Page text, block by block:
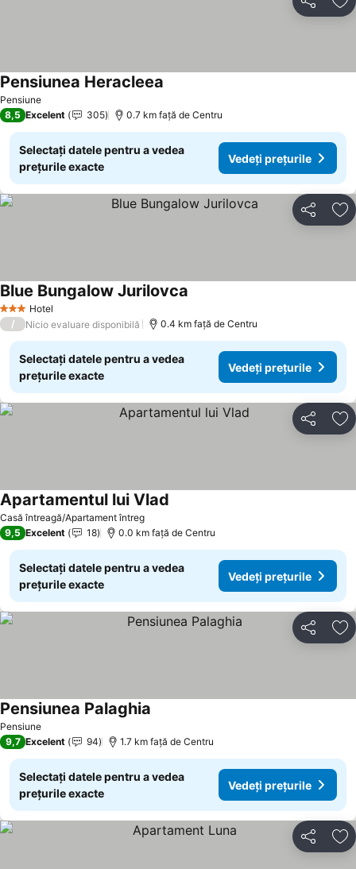
Distribuiți
Pensiune
Pensiunea Heracleea
8,5 Excelent 305 0.7 km faţă de Centru
Selectați datele pentru a vedea
prețurile exacte
Vedeți prețurile
Distribuiți
3 SteleHotel
Blue Bungalow Jurilovca
/ Nicio evaluare disponibilă 0.4 km faţă de Centru
Selectați datele pentru a vedea
prețurile exacte
Vedeți prețurile
Distribuiți
Casă întreagă/Apartament întreg
Apartamentul lui Vlad
9,5 Excelent 18 0.0 km faţă de Centru
Selectați datele pentru a vedea
prețurile exacte
Vedeți prețurile
Distribuiți
Pensiune
Pensiunea Palaghia
9,7 Excelent 94 1.7 km faţă de Centru
Selectați datele pentru a vedea
prețurile exacte
Vedeți prețurile
Distribuiți